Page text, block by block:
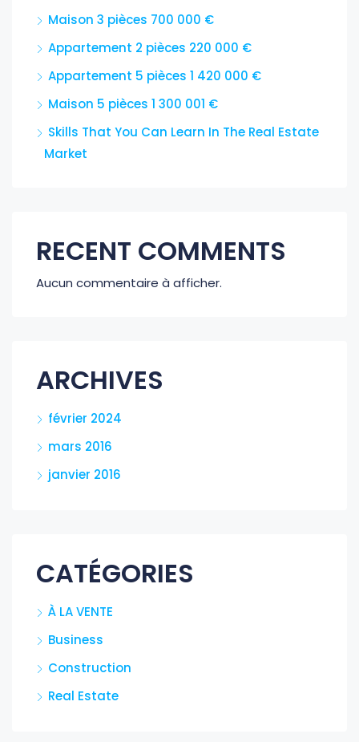
Maison 3 pièces 700 000 €
Appartement 2 pièces 220 000 €
Appartement 5 pièces 1 420 000 €
Maison 5 pièces 1 300 001 €
Skills That You Can Learn In The Real Estate
Market
RECENT COMMENTS
Aucun commentaire à afficher.
ARCHIVES
février 2024
mars 2016
janvier 2016
CATÉGORIES
À LA VENTE
Business
Construction
Real Estate